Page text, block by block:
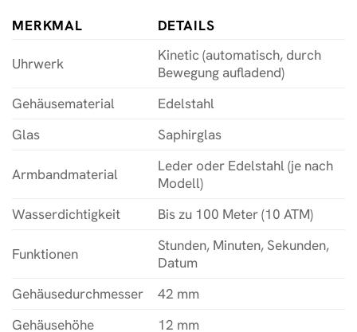
MERKMAL DETAILS
Uhrwerk
Kinetic (automatisch, durch
Bewegung aufladend)
Gehäusematerial
Edelstahl
Glas
Saphirglas
Armbandmaterial
Leder oder Edelstahl (je nach
Modell)
Wasserdichtigkeit
Bis zu 100 Meter (10 ATM)
Funktionen
Stunden, Minuten, Sekunden,
Datum
Gehäusedurchmesser
42 mm
Gehäusehöhe
12 mm